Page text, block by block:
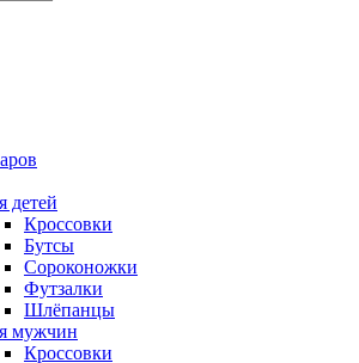
детей
Кроссовки
Бутсы
Сороконожки
Футзалки
Шлёпанцы
мужчин
Кроссовки